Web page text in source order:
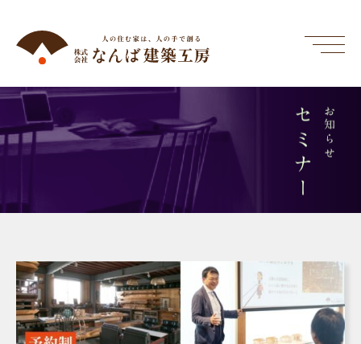
お知らせ
セミナー